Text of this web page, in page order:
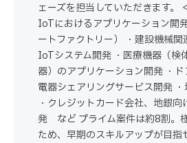
ェーズを担当していただきます。
IoTにおけるアプリケーション開
ートファクトリー） ・建設機械
IoTシステム開発 ・医療機器（検
器）のアプリケーション開発 ・
電器シェアリングサービス開発
・クレジットカード会社、地銀向
発 など プライム案件は約8割。
ため、早期のスキルアップが目指